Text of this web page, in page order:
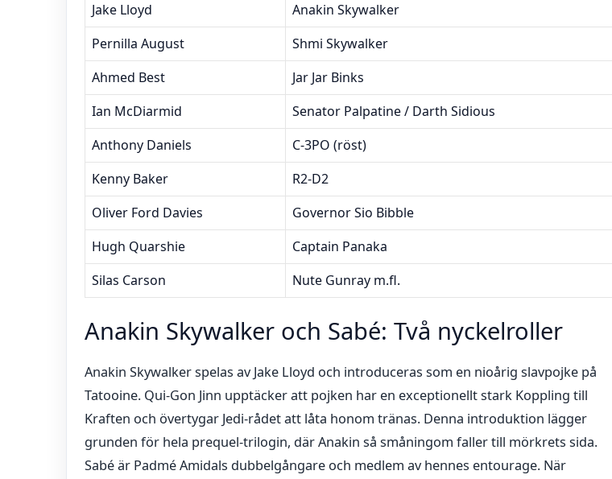
Jake Lloyd
Anakin Skywalker
Pernilla August
Shmi Skywalker
Ahmed Best
Jar Jar Binks
Ian McDiarmid
Senator Palpatine / Darth Sidious
Anthony Daniels
C-3PO (röst)
Kenny Baker
R2-D2
Oliver Ford Davies
Governor Sio Bibble
Hugh Quarshie
Captain Panaka
Silas Carson
Nute Gunray m.fl.
Anakin Skywalker och Sabé: Två nyckelroller
Anakin Skywalker spelas av Jake Lloyd och introduceras som en nioårig slavpojke på
Tatooine. Qui-Gon Jinn upptäcker att pojken har en exceptionellt stark Koppling till
Kraften och övertygar Jedi-rådet att låta honom tränas. Denna introduktion lägger
grunden för hela prequel-trilogin, där Anakin så småningom faller till mörkrets sida.
Sabé är Padmé Amidals dubbelgångare och medlem av hennes entourage. När